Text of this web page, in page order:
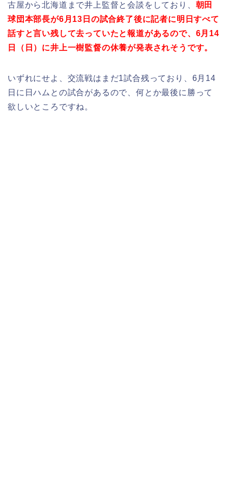
古屋から北海道まで井上監督と会談をしており、 朝田
球団本部長が6月13日の試合終了後に記者に明日すべて
話すと言い残して去っていたと報道があるので、6月14
日（日）に井上一樹監督の休養が発表されそうです。
いずれにせよ、交流戦はまだ1試合残っており、6月14
日に日ハムとの試合があるので、何とか最後に勝って
欲しいところですね。